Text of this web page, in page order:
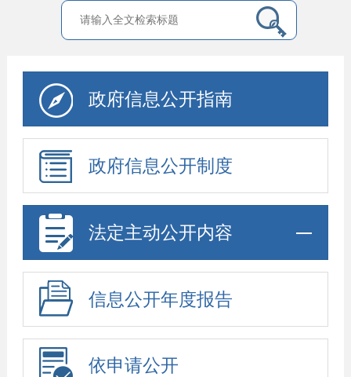
政府信息公开指南
政府信息公开制度
法定主动公开内容
信息公开年度报告
依申请公开